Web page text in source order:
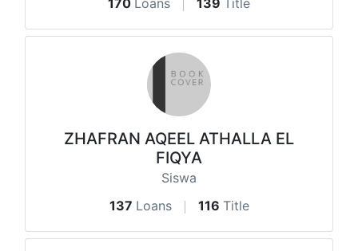
170 Loans 139 Title
ZHAFRAN AQEEL ATHALLA EL
FIQYA
Siswa
137 Loans 116 Title